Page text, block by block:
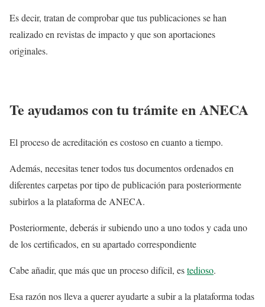
Es decir, tratan de comprobar que tus publicaciones se han
realizado en revistas de impacto y que son aportaciones
originales.
Te ayudamos con tu trámite en ANECA
El proceso de acreditación es costoso en cuanto a tiempo.
Además, necesitas tener todos tus documentos ordenados en
diferentes carpetas por tipo de publicación para posteriormente
subirlos a la plataforma de ANECA.
Posteriormente, deberás ir subiendo uno a uno todos y cada uno
de los certificados, en su apartado correspondiente
Cabe añadir, que más que un proceso difícil, estedioso.
Esa razón nos lleva a querer ayudarte a subir a la plataforma todas